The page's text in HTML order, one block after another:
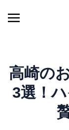
高崎の
3選！